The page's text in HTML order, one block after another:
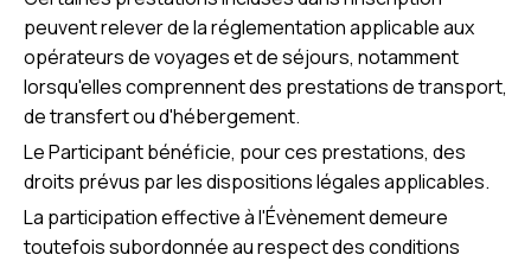
peuvent relever de la réglementation applicable aux
opérateurs de voyages et de séjours, notamment
lorsqu'elles comprennent des prestations de transport,
de transfert ou d'hébergement.
Le Participant bénéficie, pour ces prestations, des
droits prévus par les dispositions légales applicables.
La participation effective à l'Évènement demeure
toutefois subordonnée au respect des conditions